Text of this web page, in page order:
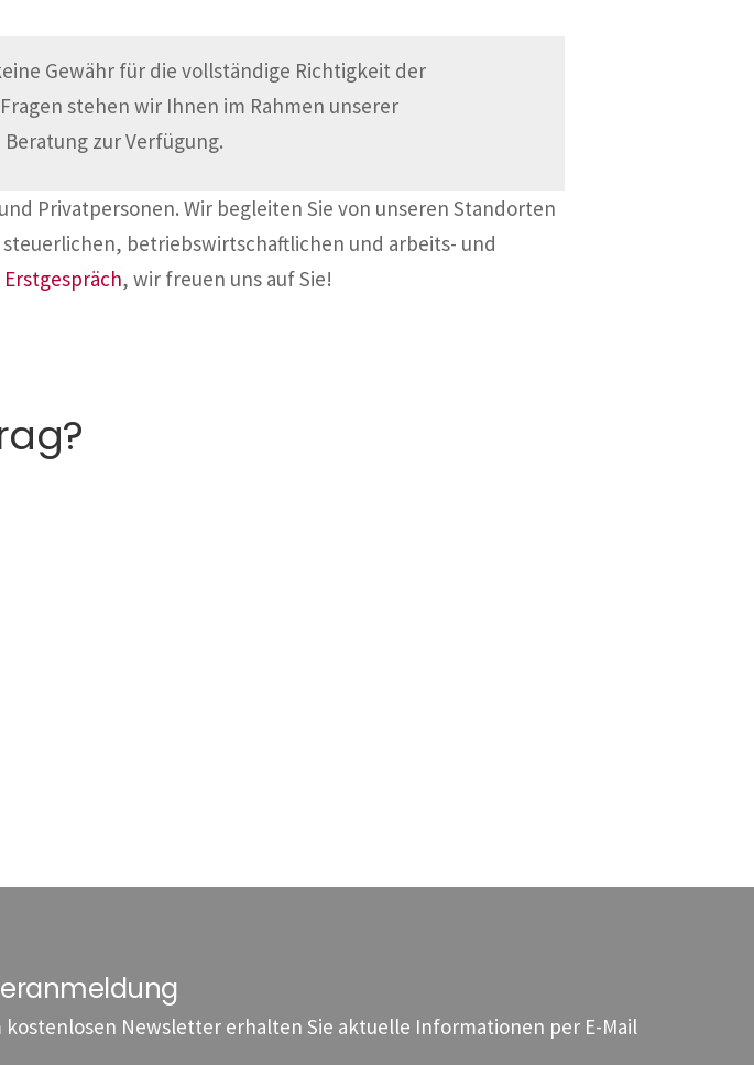
Gewähr für die vollständige Richtigkeit der
stehen wir Ihnen im Rahmen unserer
zur Verfügung.
Privatpersonen. Wir begleiten Sie von unseren Standorten
betriebswirtschaftlichen und arbeits- und
, wir freuen uns auf Sie!
kostenlosen Newsletter erhalten Sie aktuelle Informationen per E-Mail